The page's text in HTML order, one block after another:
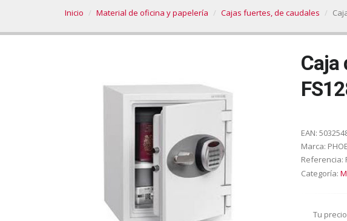
Inicio Material de oficina y papelería Cajas fuertes, de caudales
Caja
EAN:
Marca:
Referencia:
Categoría:
Tu